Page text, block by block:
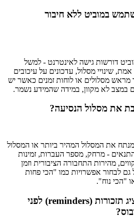
במוביט ללא חיבור
דורשות גישה לאינטרנט - למשל
שינויי מסלול, עדכונים על עיכובים
מסלולים או לוחות זמנים כאשר יש
במצב לא מקוון, במידה שהמידע נשמר.
את מסלול הנסיעה?
את המסלול המהיר ביותר או המסלול
- מרחק, מספר העברות, זמינות
מהירות התחבורה הציבורית וזמן
לבחור אפשרויות כמו "הכי פחות
"הכי נוח".
האם אפשר להציג תזכורות (reminders) לפני